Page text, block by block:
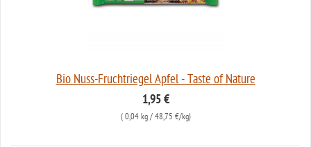
Bio Nuss-Fruchtriegel Apfel - Taste of Nature
1,95 €
( 0,04 kg/ 48,75 €/kg)